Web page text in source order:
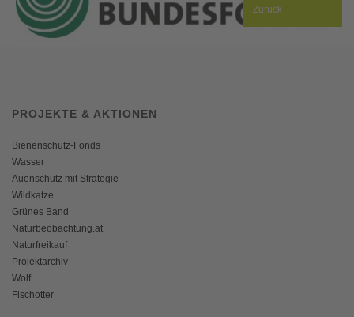
Zurück
PROJEKTE & AKTIONEN
Bienenschutz-Fonds
Wasser
Auenschutz mit Strategie
Wildkatze
Grünes Band
Naturbeobachtung.at
Naturfreikauf
Projektarchiv
Wolf
Fischotter